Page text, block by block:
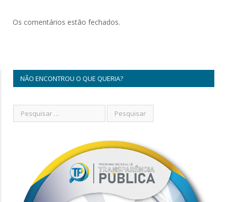
Os comentários estão fechados.
NÃO ENCONTROU O QUE QUERIA?